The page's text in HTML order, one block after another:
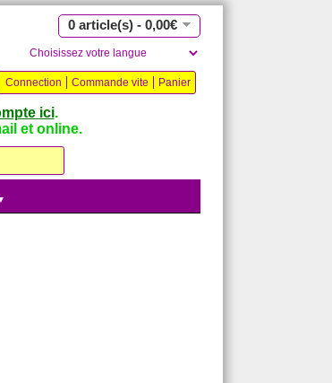
0 article(s) - 0,00€
Connection Commande vite Panier
ici.
et online.